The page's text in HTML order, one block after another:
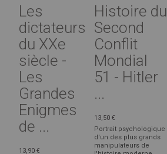
Les
dictateurs
du XXe
siècle -
Les
Grandes
Enigmes
de ...
13,90 €
Histoire du
Second
Conflit
Mondial
51 - Hitler
...
13,50 €
Portrait psychologique
d'un des plus grands
manipulateurs de